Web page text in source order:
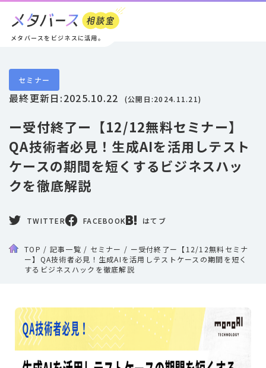
メタバースをビジネスに活用。
セミナー
最終更新日:2025.10.22 (公開日:2024.11.21)
ー受付終了ー【12/12無料セミナー】
QA技術者必見！生成AIを活用しテスト
ケースの期間を短くするビジネスハッ
クを徹底解説
TWITTER FACEBOOK はてブ
TOP / 記事一覧 / セミナー / ー受付終了ー【12/12無料セミナ
ー】QA技術者必見！生成AIを活用しテストケースの期間を短く
するビジネスハックを徹底解説